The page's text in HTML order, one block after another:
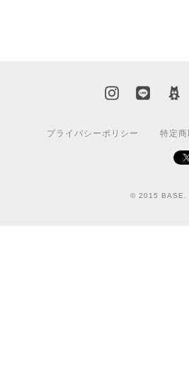
プライバシーポリシー 特定
© 2015 BASE.